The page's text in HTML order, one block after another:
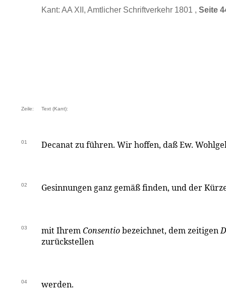
Kant: AA XII, Amtlicher Schriftverkehr 1801 , Seite
Zeile: Text (Kant):
01 Decanat zu führen. Wir hoffen, daß Ew.
02 Gesinnungen ganz gemäß finden, und der
03 mit IhremConsentiobezeichnet, dem zeitigen
zurückstellen
04 werden.